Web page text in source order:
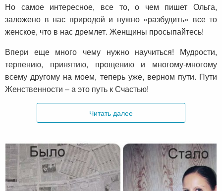
Но самое интересное, все то, о чем пишет Ольга,
заложено в нас природой и нужно «разбудить» все то
женское, что в нас дремлет. Женщины просыпайтесь!
Впери еще много чему нужно научиться! Мудрости,
терпению, принятию, прощению и многому-многому
всему другому на моем, теперь уже, верном пути. Пути
Женственности – а это путь к Счастью!
Читать далее